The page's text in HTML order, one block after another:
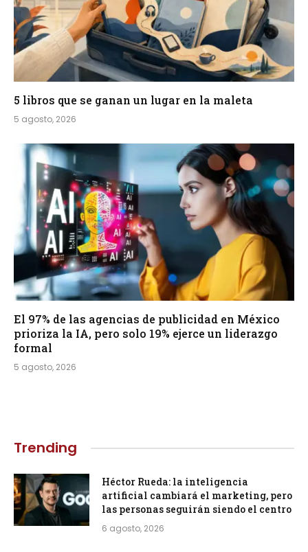
5 libros que se ganan un lugar en la maleta
5 agosto, 2026
El 97% de las agencias de publicidad en México
prioriza la IA, pero solo 19% ejerce un liderazgo
formal
5 agosto, 2026
Trending
Héctor Rueda: la inteligencia
artificial cambiará el marketing, pero
las personas seguirán siendo el centro
6 agosto, 2026